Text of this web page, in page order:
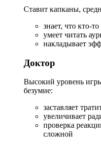
Ставит капканы,
знает, что кто-
умеет читать
накладывает
Доктор
Высокий уровень
безумие:
заставляет
увеличивает
проверка
сложной